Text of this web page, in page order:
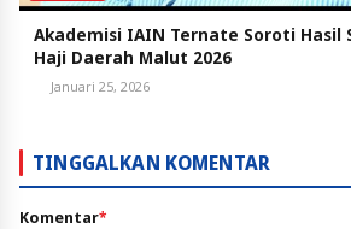
Akademisi IAIN Ternate Soroti Hasil
Haji Daerah Malut 2026
Januari 25, 2026
TINGGALKAN KOMENTAR
Komentar*